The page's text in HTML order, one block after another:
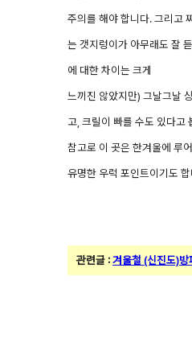
주의를 해야 합니다. 그리고
는 갯지렁이가 아무래도 잘
에 대한 차이는 크게
느끼진 않았지만) 그날그날
고, 크릴이 빠를 수도 있다고
참고로 이 곳은 한겨울에 루
유명한 우럭 포인트이기도
관련글 :겨울철 (신진도)